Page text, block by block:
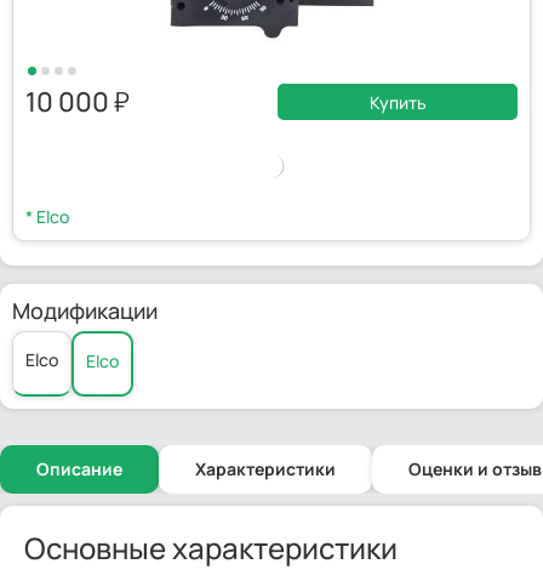
10 000 Купить
* Elco
Модификации
Elco Elco
Описание Характеристики Оценки и
Основные характеристики